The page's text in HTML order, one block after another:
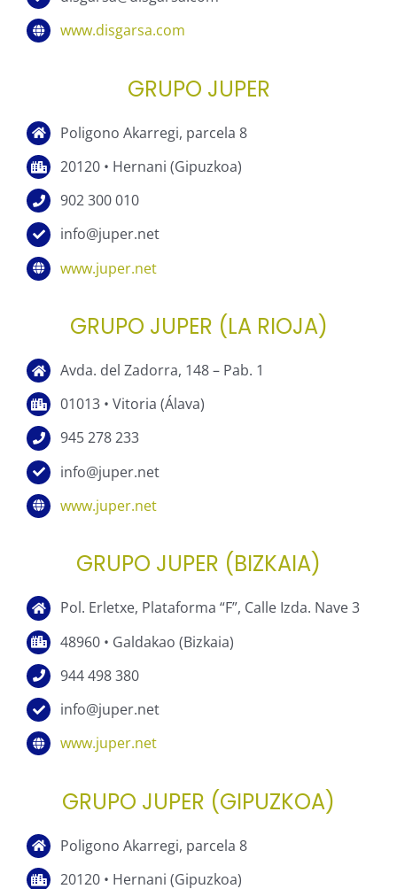
www.disgarsa.com
GRUPO JUPER
Poligono Akarregi, parcela 8
20120 • Hernani (Gipuzkoa)
902 300 010
info@juper.net
www.juper.net
GRUPO JUPER (LA RIOJA)
Avda. del Zadorra, 148 – Pab. 1
01013 • Vitoria (Álava)
945 278 233
info@juper.net
www.juper.net
GRUPO JUPER (BIZKAIA)
Pol. Erletxe, Plataforma “F”, Calle Izda. Nave 3
48960 • Galdakao (Bizkaia)
944 498 380
info@juper.net
www.juper.net
GRUPO JUPER (GIPUZKOA)
Poligono Akarregi, parcela 8
20120 • Hernani (Gipuzkoa)